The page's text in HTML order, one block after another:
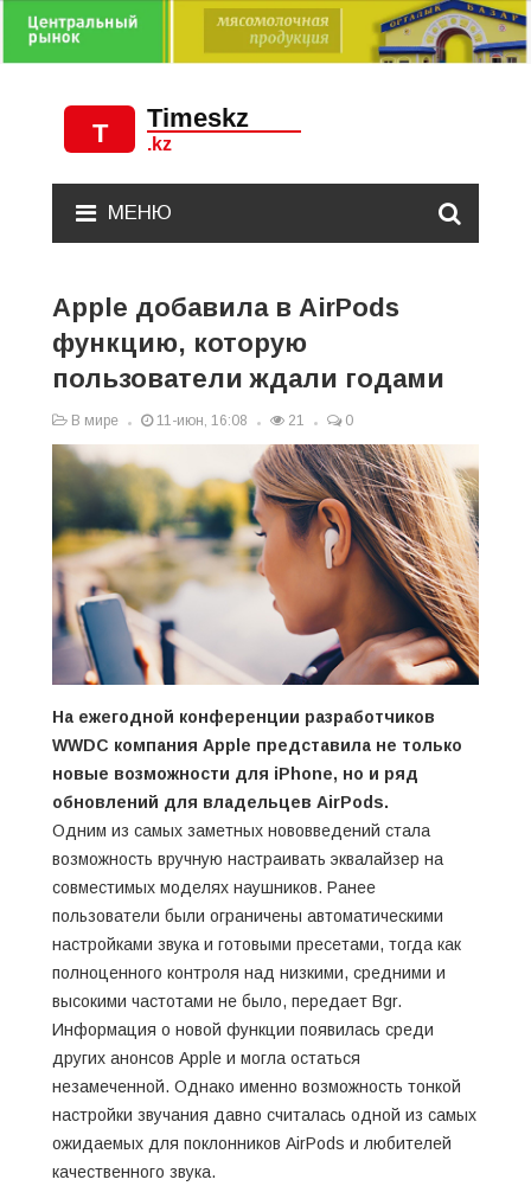
МЕНЮ
Apple добавила в AirPods
функцию, которую
пользователи ждали годами
В мире 11-июн, 16:08 21 0
На ежегодной конференции разработчиков
WWDC компания Apple представила не только
новые возможности для iPhone, но и ряд
обновлений для владельцев AirPods.
Одним из самых заметных нововведений стала
возможность вручную настраивать эквалайзер на
совместимых моделях наушников. Ранее
пользователи были ограничены автоматическими
настройками звука и готовыми пресетами, тогда как
полноценного контроля над низкими, средними и
высокими частотами не было, передает Bgr.
Информация о новой функции появилась среди
других анонсов Apple и могла остаться
незамеченной. Однако именно возможность тонкой
настройки звучания давно считалась одной из самых
ожидаемых для поклонников AirPods и любителей
качественного звука.